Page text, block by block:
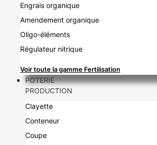
Engrais organique
Amendement organique
Oligo-éléments
Régulateur nitrique
Voir toute la gamme Fertilisation
POTERIE
PRODUCTION
Clayette
Conteneur
Coupe